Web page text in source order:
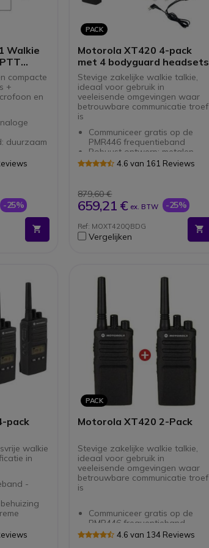
Walkie
compacte
+
en
duurzaam
design
-25%
PACK
Motorola XT420 4-pack
met 4 bodyguard headsets
Stevige zakelijke walkie talkie,
ideaal voor gebruik in
veeleisende omgevingen waar
betrouwbare communicatie troef
is
Communiceer gratis op de
PMR446 frequentieband
Robuust ontwerp: metalen
behuizing - stof- en
luide omgevingen
Bereik tot 9 km 13
verdiepingen en meer dan
16.000m² in ideale condities
VOX/iVOX-functie - handsfree
Inclusief 4 beveiligingsoortjes
4.6 van 161 Reviews
879,60 €
659,21 € ex. BTW -25%
Ref: MOXT420QBDG
Vergelijken
pack
walkie
in
-
810 C D
PACK
Motorola XT420 2-Pack
Stevige zakelijke walkie talkie,
ideaal voor gebruik in
veeleisende omgevingen waar
betrouwbare communicatie troef
is
Communiceer gratis op de
PMR446 frequentieband
Robuust ontwerp: metalen
4.6 van 134 Reviews